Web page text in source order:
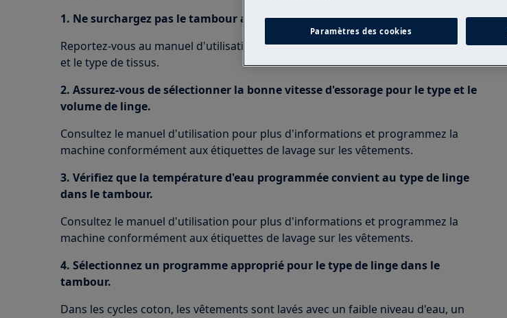
1. Ne surchargez pas le tambour avec du linge.
Reportez-vous au manuel d'utilisation pour obtenir des instructions sur le volume
et le type de tissus.
2. Assurez-vous de sélectionner la bonne vitesse d'essorage pour le type et le
volume de linge.
Consultez le manuel d'utilisation pour plus d'informations et programmez la
machine conformément aux étiquettes de lavage sur les vêtements.
3. Vérifiez que la température d'eau programmée convient au type de linge
dans le tambour.
Consultez le manuel d'utilisation pour plus d'informations et programmez la
machine conformément aux étiquettes de lavage sur les vêtements.
4. Sélectionnez un programme approprié pour le type de linge dans le
tambour.
Dans les cycles coton, les vêtements sont lavés avec un faible niveau d'eau, un
Paramètres des cookies